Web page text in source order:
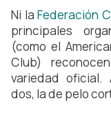
Ni laFederación
principales
(como el
Club)
variedad oficial.
dos, la de pelo